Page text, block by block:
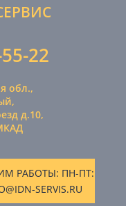
22
обл.,
д.10,
РАБОТЫ: ПН-ПТ:
SERVIS.RU